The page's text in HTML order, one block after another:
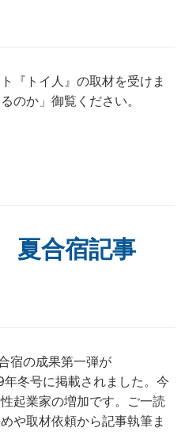
『トイ人』の取材を受けま
のか」御覧ください。
夏合宿記事
宿の成果第一弾が
冬号に掲載されました。今
起業家の増加です。ご一読
や取材依頼から記事執筆ま